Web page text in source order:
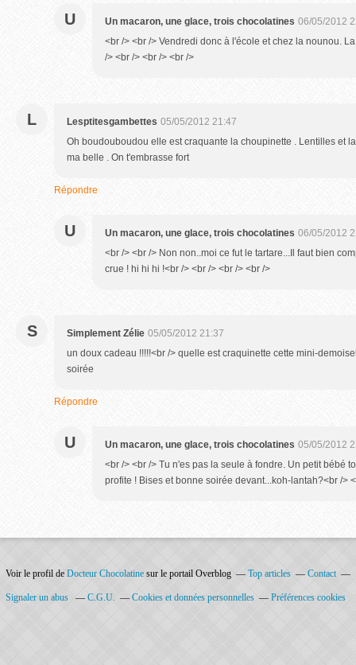
U Un macaron, une glace, trois chocolatines 06/05/2012
<br /> <br /> Vendredi donc à l'école et chez la nounou.
/> <br /> <br /> <br />
L Lesptitesgambettes 05/05/2012 21:47
Oh boudouboudou elle est craquante la choupinette . Lentilles et
ma belle . On t'embrasse fort
Répondre
U Un macaron, une glace, trois chocolatines 06/05/2012
<br /> <br /> Non non..moi ce fut le tartare...Il faut bien
crue ! hi hi hi !<br /> <br /> <br /> <br />
S Simplement Zélie 05/05/2012 21:37
un doux cadeau !!!!!<br /> quelle est craquinette cette mini-
soirée
Répondre
U Un macaron, une glace, trois chocolatines 05/05/2012
<br /> <br /> Tu n'es pas la seule à fondre. Un petit bébé
profite ! Bises et bonne soirée devant...koh-lantah?<br />
Voir le profil de Docteur Chocolatine sur le portail Overblog Top articles Contact
Signaler un abus C.G.U. Cookies et données personnelles Préférences cookies